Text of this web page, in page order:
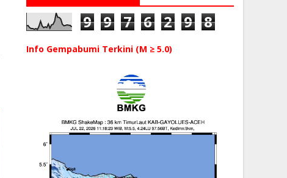
9 9 7 6 2 9 8
Info Gempabumi Terkini (M ≥ 5.0)